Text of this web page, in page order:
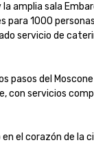
amplia sala
1000
servicio de
pasos del
con servicios
el corazón de la